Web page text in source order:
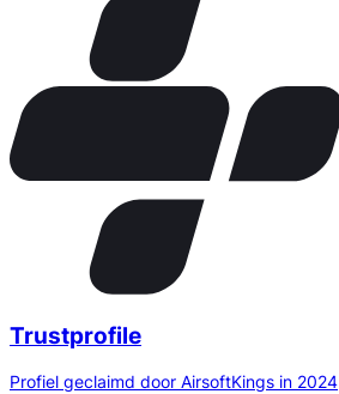
Trustprofile
Profiel geclaimd door AirsoftKings in 2024